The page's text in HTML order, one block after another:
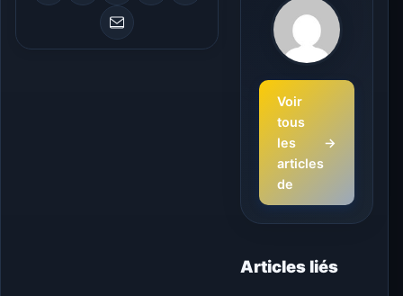
Voir
tous
les
articles
de
→
Articles liés